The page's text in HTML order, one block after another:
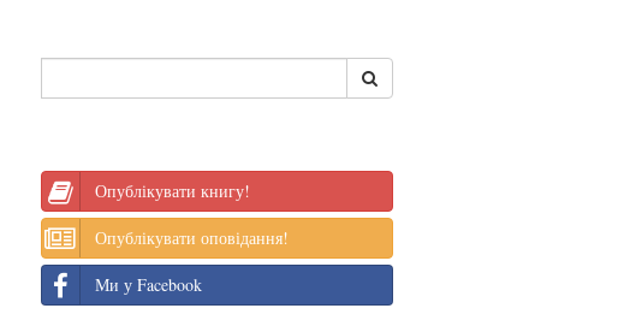
Опублікувати книгу!
Опублікувати оповідання!
Ми у Facebook